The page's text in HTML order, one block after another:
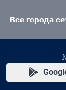
Все города